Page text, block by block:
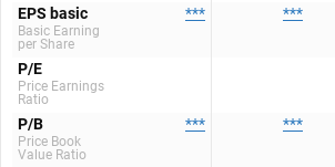
EPS basic
Basic Earning
per Share
*** ***
P/E
Price Earnings
Ratio
P/B
Price Book
Value Ratio
*** ***